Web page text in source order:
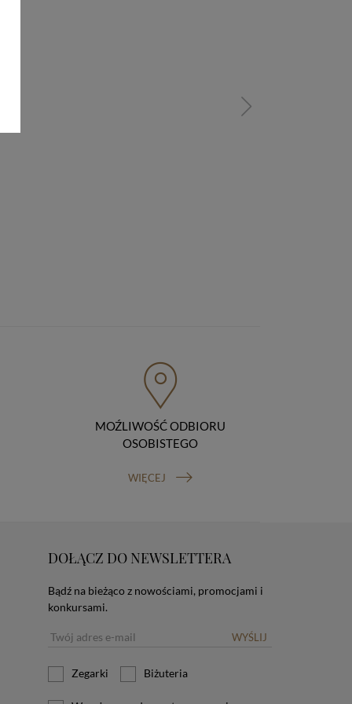
MOŹLIWOŚĆ ODBIORU
OSOBISTEGO
WIĘCEJ
DOŁĄCZ DO NEWSLETTERA
Bądź na bieżąco z nowościami, promocjami i
konkursami.
WYŚLIJ
Zegarki Biżuteria